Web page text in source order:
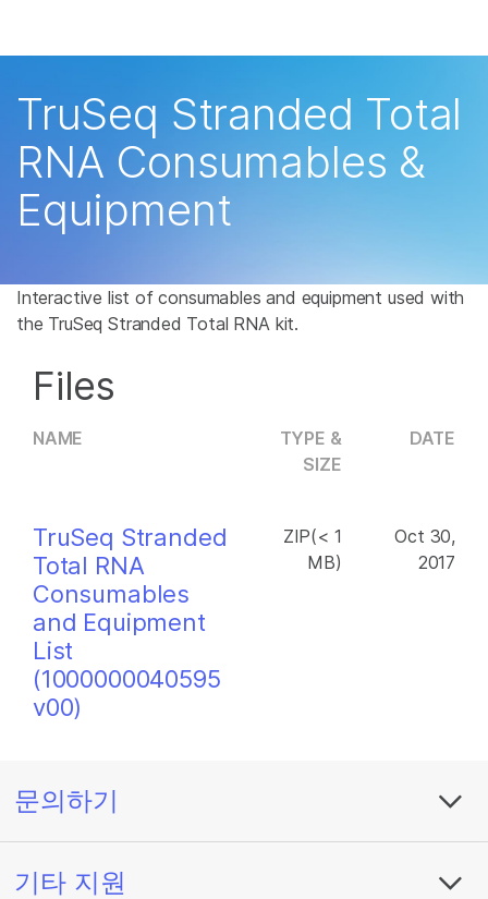
학습
추천 링크
TruSeq Stranded Total
RNA Consumables &
Equipment
Interactive list of consumables and equipment used with
the TruSeq Stranded Total RNA kit.
Files
NAME
TYPE &
SIZE
DATE
TruSeq Stranded
Total RNA
Consumables
and Equipment
List
(1000000040595
v00)
ZIP(< 1
MB)
Oct 30,
2017
문의하기
기타 지원
습니다. 주요 관심 분야를 선택해 주세요:
×
암 연구
미생물학 연구
농업유전체학 연구
복합 질환 연구
임상 종양학 연구
생식 보건 연구